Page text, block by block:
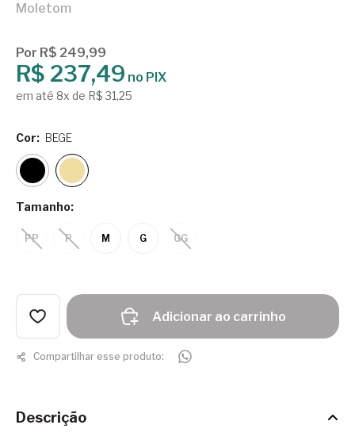
Moletom
Por R$ 249,99
R$ 237,49 no PIX
em até 8x de R$ 31,25
Tamanho:
PP P M G GG
Cor: BEGE
Adicionar ao carrinho
Compartilhar esse produto:
Descrição